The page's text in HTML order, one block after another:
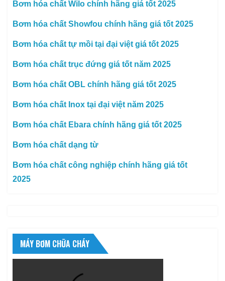
Bơm hóa chất Wilo chính hãng giá tốt 2025
Bơm hóa chất Showfou chính hãng giá tốt 2025
Bơm hóa chất tự mồi tại đại việt giá tốt 2025
Bơm hóa chất trục đứng giá tốt năm 2025
Bơm hóa chất OBL chính hãng giá tốt 2025
Bơm hóa chất Inox tại đại việt năm 2025
Bơm hóa chất Ebara chính hãng giá tốt 2025
Bơm hóa chất dạng từ
Bơm hóa chất công nghiệp chính hãng giá tốt
2025
MÁY BƠM CHỮA CHÁY